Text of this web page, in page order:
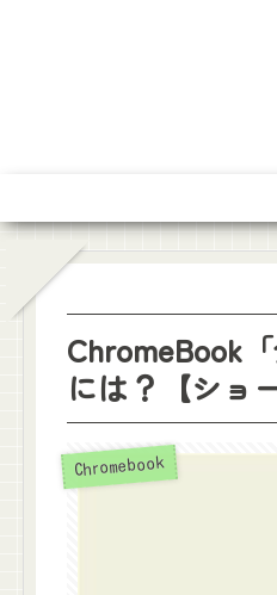
ChromeBook
には？【ショ
Chromebook